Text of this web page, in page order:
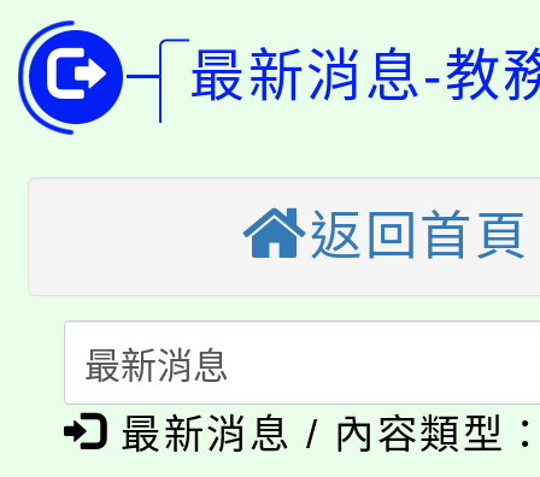
開!
115年桃園市運動會8/
田徑場及游泳池舉行。
桃園市低收入戶享有免
半價優惠，詳情可洽有
者。
份教師增能研習
大溪自造教育及科技
份教師研習
淨零綠生活教案入校路
會
115年食農教育專業人
程
「本色祭」8/29、30在
場熱烈登場!
8/21下午1時於龍潭區
最新消息-教
返回首頁
最新消息 / 內容類型